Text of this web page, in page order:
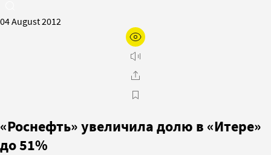
04 August 2012
«Роснефть» увеличила долю в «Итере»
до 51%